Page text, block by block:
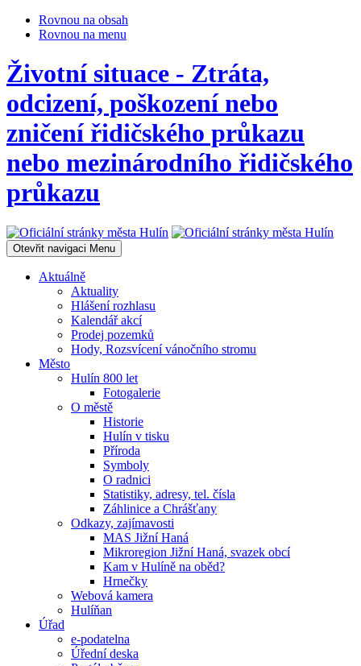
Rovnou na obsah
Rovnou na menu
Životní situace - Ztráta,
odcizení, poškození nebo
zničení řidičského průkazu
nebo mezinárodního řidičského
průkazu
Otevřit navigaci Menu
Aktuálně
Aktuality
Hlášení rozhlasu
Kalendář akcí
Prodej pozemků
Hody, Rozsvícení vánočního stromu
Město
Hulín 800 let
Fotogalerie
O městě
Historie
Hulín v tisku
Příroda
Symboly
O radnici
Statistiky, adresy, tel. čísla
Záhlinice a Chrášťany
Odkazy, zajímavosti
MAS Jižní Haná
Mikroregion Jižní Haná, svazek obcí
Kam v Hulíně na oběd?
Hrnečky
Webová kamera
Hulíňan
Úřad
e-podatelna
Úřední deska